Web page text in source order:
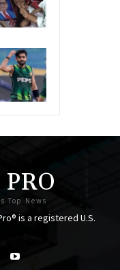
Top News
is a registered U.S.